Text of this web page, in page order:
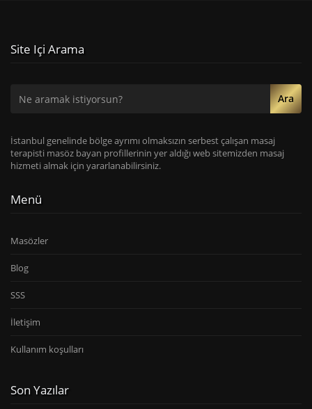
Site Içi Arama
Ara
İstanbul genelinde bölge ayrımı olmaksızın serbest çalışan masaj
terapisti masöz bayan profillerinin yer aldığı web sitemizden masaj
hizmeti almak için yararlanabilirsiniz.
Menü
Masözler
Blog
SSS
İletişim
Kullanım koşulları
Son Yazılar